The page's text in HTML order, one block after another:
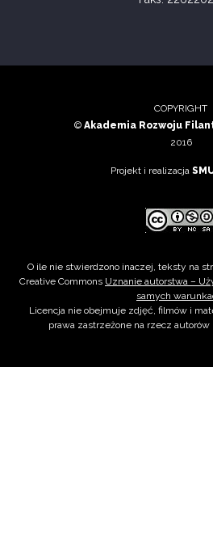
COPYRIGHT
© Akademia Rozwoju
2016
Projekt i realizacja
O ile nie stwierdzono inaczej, teksty na
Creative Commons Uznanie autorstwa –
samych
Licencja nie obejmuje zdjęć, filmów i
prawa zastrzeżone na rzecz